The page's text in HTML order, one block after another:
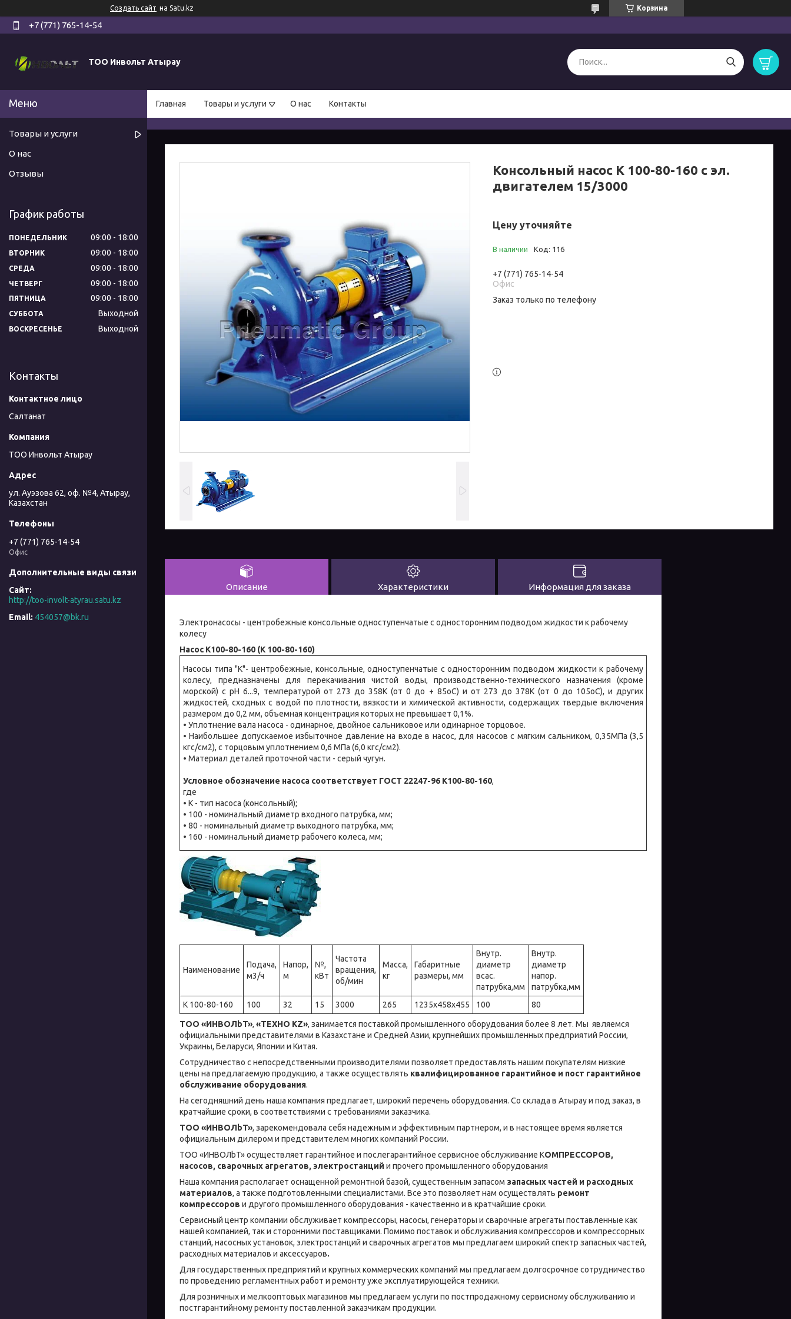
Создать сайт на Satu.kz Корзина
+7 (771) 765-14-54
ТОО Инвольт Атырау
Главная Товары и услуги О нас Контакты
Консольный насос К 100-80-160 с эл.
двигателем 15/3000
Цену уточняйте
В наличии Код: 116
+7 (771) 765-14-54
Офис
Заказ только по телефону
Описание Характеристики Информация для заказа
Электронасосы - центробежные консольные одноступенчатые с односторонним подводом жидкости к рабочему
колесу
Насос К100-80-160 (К 100-80-160)
Насосы типа "К"- центробежные, консольные, одноступенчатые с односторонним подводом жидкости к рабочему
колесу, предназначены для перекачивания чистой воды, производственно-технического назначения (кроме
морской) с рН 6...9, температурой от 273 до 358К (от 0 до + 85oС) и от 273 до 378К (от 0 до 105oС), и других
жидкостей, сходных с водой по плотности, вязкости и химической активности, содержащих твердые включения
размером до 0,2 мм, объемная концентрация которых не превышает 0,1%.
• Уплотнение вала насоса - одинарное, двойное сальниковое или одинарное торцовое.
• Наибольшее допускаемое избыточное давление на входе в насос, для насосов с мягким сальником, 0,35МПа (3,5
кгс/см2), с торцовым уплотнением 0,6 МПа (6,0 кгс/см2).
• Материал деталей проточной части - серый чугун.
Условное обозначение насоса соответствует ГОСТ 22247-96 К100-80-160,
где
• К - тип насоса (консольный);
• 100 - номинальный диаметр входного патрубка, мм;
• 80 - номинальный диаметр выходного патрубка, мм;
• 160 - номинальный диаметр рабочего колеса, мм;
Наименование
Подача,
м3/ч
Напор,
м
№,
кВт
Частота
вращения,
об/мин
Масса,
кг
Габаритные
размеры, мм
Внутр.
диаметр
всас.
патрубка,мм
Внутр.
диаметр
напор.
патрубка,мм
К 100-80-160
100 32 15 3000 265 1235х458х455 100 80
ТОО «ИНBOЛbT», «ТЕХНО KZ», занимается поставкой промышленного оборудования более 8 лет. Мы являемся
официальными представителями в Казахстане и Средней Азии, крупнейших промышленных предприятий России,
Украины, Беларуси, Японии и Китая.
Сотрудничество с непосредственными производителями позволяет предоставлять нашим покупателям низкие
цены на предлагаемую продукцию, а также осуществлять квалифицированное гарантийное и пост гарантийное
обслуживание оборудования.
На сегодняшний день наша компания предлагает, широкий перечень оборудования. Со склада в Атырау и под заказ, в
кратчайшие сроки, в соответствиями с требованиями заказчика.
ТОО «ИНBOЛbT», зарекомендовала себя надежным и эффективным партнером, и в настоящее время является
официальным дилером и представителем многих компаний России.
ТОО «ИНBOЛbT» осуществляет гарантийное и послегарантийное сервисное обслуживание КОМПРЕССОРОВ,
насосов, сварочных агрегатов, электростанций и прочего промышленного оборудования
Наша компания располагает оснащенной ремонтной базой, существенным запасом запасных частей и расходных
материалов, а также подготовленными специалистами. Все это позволяет нам осуществлять ремонт
компрессоров и другого промышленного оборудования - качественно и в кратчайшие сроки.
Сервисный центр компании обслуживает компрессоры, насосы, генераторы и сварочные агрегаты поставленные как
нашей компанией, так и сторонними поставщиками. Помимо поставок и обслуживания компрессоров и компрессорных
станций, насосных установок, электростанций и сварочных агрегатов мы предлагаем широкий спектр запасных частей,
расходных материалов и аксессуаров.
Для государственных предприятий и крупных коммерческих компаний мы предлагаем долгосрочное сотрудничество
по проведению регламентных работ и ремонту уже эксплуатирующейся техники.
Для розничных и мелкооптовых магазинов мы предлагаем услуги по постпродажному сервисному обслуживанию и
постгарантийному ремонту поставленной заказчикам продукции.
Товары и услуги
О нас
Отзывы
График работы
ПОНЕДЕЛЬНИК 09:00 18:00
ВТОРНИК 09:00 18:00
СРЕДА 09:00 18:00
ЧЕТВЕРГ 09:00 18:00
ПЯТНИЦА 09:00 18:00
СУББОТА Выходной
ВОСКРЕСЕНЬЕ Выходной
Контакты
Салтанат
ТОО Инвольт Атырау
ул. Ауэзова 62, оф. №4, Атырау,
Казахстан
+7 (771) 765-14-54
Офис
http://too-involt-atyrau.satu.kz
454057@bk.ru